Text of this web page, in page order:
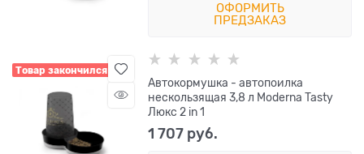
ОФОРМИТЬ
ПРЕДЗАКАЗ
Товар закончился
Автокормушка - автопоилка
нескользящая 3,8 л Moderna Tasty
Люкс 2 in 1
1 707 руб.